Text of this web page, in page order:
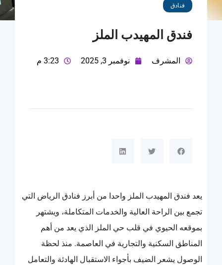
فنادق
فندق المهيدب الملز
المشرف نوفمبر 3, 2025 3:23 م
يعد فندق المهيدب الملز واحدا من أبرز فنادق الرياض التي
تجمع بين الراحة العالية والخدمات المتكاملة، ويشتهر
بموقعه الحيوي في قلب حي الملز الذي يعد من أهم
المناطق السكنية والتجارية في العاصمة. منذ لحظة
الوصول يشعر الضيف بأجواء الاستقبال الهادئة والتعامل